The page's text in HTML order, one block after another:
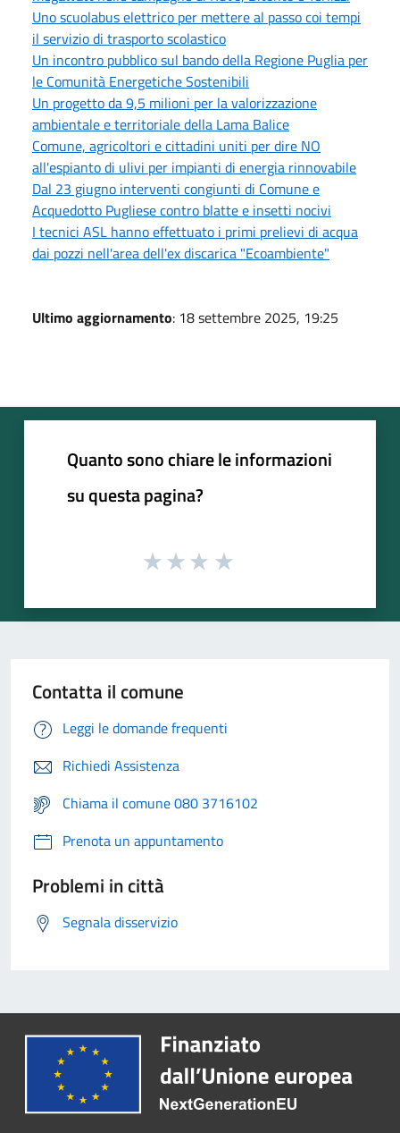
Uno scuolabus elettrico per mettere al passo coi tempi
il servizio di trasporto scolastico
Un incontro pubblico sul bando della Regione Puglia per
le Comunità Energetiche Sostenibili
Un progetto da 9,5 milioni per la valorizzazione
ambientale e territoriale della Lama Balice
Comune, agricoltori e cittadini uniti per dire NO
all'espianto di ulivi per impianti di energia rinnovabile
Dal 23 giugno interventi congiunti di Comune e
Acquedotto Pugliese contro blatte e insetti nocivi
I tecnici ASL hanno effettuato i primi prelievi di acqua
dai pozzi nell'area dell'ex discarica "Ecoambiente"
Ultimo aggiornamento: 18 settembre 2025, 19:25
Quanto sono chiare le informazioni
su questa pagina?
Contatta il comune
Leggi le domande frequenti
Richiedi Assistenza
Chiama il comune 080 3716102
Prenota un appuntamento
Problemi in città
Segnala disservizio